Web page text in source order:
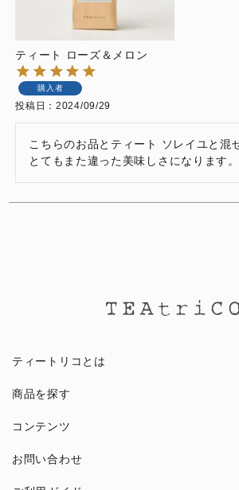
ティート ローズ＆メロン
購入者
投稿日 2024/09/29
こちらのお品とティート ソレイユと混
ティートリコとは
商品を探す
コンテンツ
お問い合わせ